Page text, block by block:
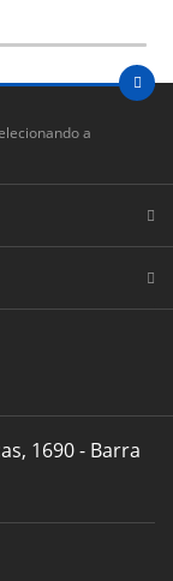
a
1690 - Barra